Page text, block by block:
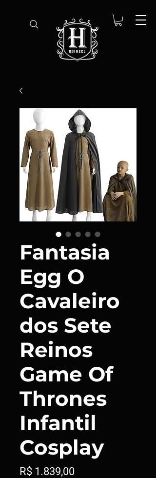
Fantasia
Egg O
Cavaleiro
dos Sete
Reinos
Game Of
Thrones
Infantil
Cosplay
R$ 1.839,00Preço